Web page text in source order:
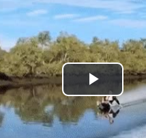
Play
Video